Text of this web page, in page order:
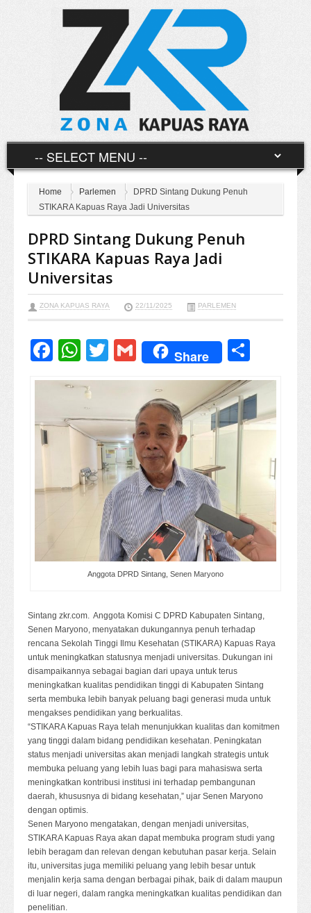
Home Parlemen
DPRD Sintang Dukung Penuh
STIKARA Kapuas Raya Jadi Universitas
DPRD Sintang Dukung Penuh
STIKARA Kapuas Raya Jadi
Universitas
ZONA KAPUAS RAYA 22/11/2025 PARLEMEN
Facebook
WhatsApp
TwitterGmail
Share
Anggota DPRD Sintang, Senen Maryono
Sintang zkr.com. Anggota Komisi C DPRD Kabupaten Sintang,
Senen Maryono, menyatakan dukungannya penuh terhadap
rencana Sekolah Tinggi Ilmu Kesehatan (STIKARA) Kapuas Raya
untuk meningkatkan statusnya menjadi universitas. Dukungan ini
disampaikannya sebagai bagian dari upaya untuk terus
meningkatkan kualitas pendidikan tinggi di Kabupaten Sintang
serta membuka lebih banyak peluang bagi generasi muda untuk
mengakses pendidikan yang berkualitas.
“STIKARA Kapuas Raya telah menunjukkan kualitas dan komitmen
yang tinggi dalam bidang pendidikan kesehatan. Peningkatan
status menjadi universitas akan menjadi langkah strategis untuk
membuka peluang yang lebih luas bagi para mahasiswa serta
meningkatkan kontribusi institusi ini terhadap pembangunan
daerah, khususnya di bidang kesehatan,” ujar Senen Maryono
dengan optimis.
Senen Maryono mengatakan, dengan menjadi universitas,
STIKARA Kapuas Raya akan dapat membuka program studi yang
lebih beragam dan relevan dengan kebutuhan pasar kerja. Selain
itu, universitas juga memiliki peluang yang lebih besar untuk
menjalin kerja sama dengan berbagai pihak, baik di dalam maupun
di luar negeri, dalam rangka meningkatkan kualitas pendidikan dan
penelitian.